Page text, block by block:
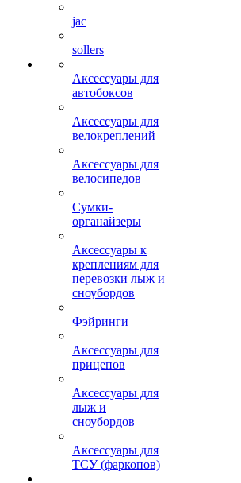
jac
sollers
Аксессуары для
автобоксов
Аксессуары для
велокреплений
Аксессуары для
велосипедов
Сумки-
органайзеры
Аксессуары к
креплениям для
перевозки лыж и
сноубордов
Фэйринги
Аксессуары для
прицепов
Аксессуары для
лыж и
сноубордов
Аксессуары для
ТСУ (фаркопов)